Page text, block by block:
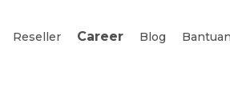
Reseller Career Blog